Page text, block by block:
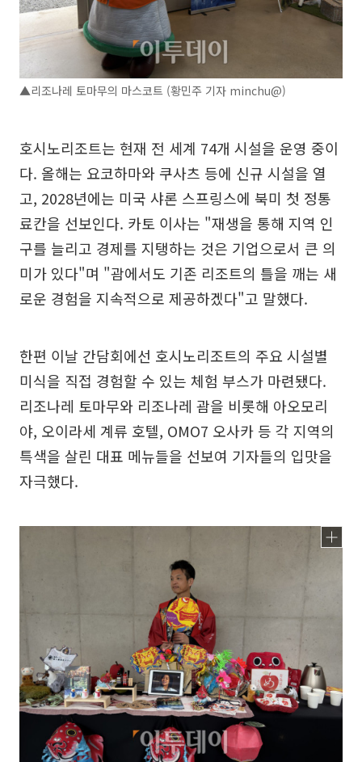
▲리조나레 토마무의 마스코트 (황민주 기자 minchu@)
호시노리조트는 현재 전 세계 74개 시설을 운영 중이
다. 올해는 요코하마와 쿠사츠 등에 신규 시설을 열
고, 2028년에는 미국 샤론 스프링스에 북미 첫 정통
료칸을 선보인다. 카토 이사는 "재생을 통해 지역 인
구를 늘리고 경제를 지탱하는 것은 기업으로서 큰 의
미가 있다"며 "괌에서도 기존 리조트의 틀을 깨는 새
로운 경험을 지속적으로 제공하겠다"고 말했다.
한편 이날 간담회에선 호시노리조트의 주요 시설별
미식을 직접 경험할 수 있는 체험 부스가 마련됐다.
리조나레 토마무와 리조나레 괌을 비롯해 아오모리
야, 오이라세 계류 호텔, OMO7 오사카 등 각 지역의
특색을 살린 대표 메뉴들을 선보여 기자들의 입맛을
자극했다.